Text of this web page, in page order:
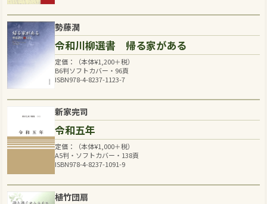
勢藤潤
令和川柳選書 帰る家がある
定価：（本体¥1,200＋税）
B6判ソフトカバー・96頁
ISBN978-4-8237-1123-7
新家完司
令和五年
定価：（本体¥1,000＋税）
A5判・ソフトカバー・138頁
ISBN978-4-8237-1091-9
植竹団扇